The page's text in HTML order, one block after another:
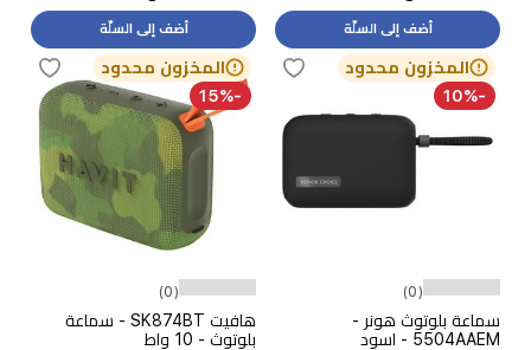
أضف إلى السلّة أضف إلى السلّة
المخزون محدود
-10%
(0)
سماعة بلوتوث هونر -
5504AAEM - اسود
المخزون محدود
-15%
(0)
هافيت SK874BT - سماعة
بلوتوث - 10 واط